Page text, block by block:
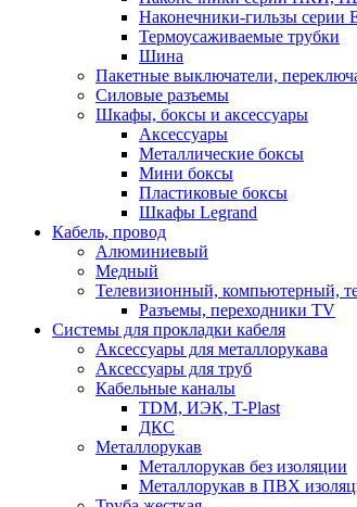
Наконечники-гильзы серии
Термоусаживаемые трубки
Шина
Пакетные выключатели,
Силовые разъемы
Шкафы, боксы и аксессуары
Аксессуары
Металлические боксы
Мини боксы
Пластиковые боксы
Шкафы Legrand
Кабель, провод
Алюминиевый
Медный
Телевизионный, компьютерный,
Разъемы, переходники TV
Системы для прокладки кабеля
Аксессуары для металлорукава
Аксессуары для труб
Кабельные каналы
TDM, ИЭК, T-Plast
ДКС
Металлорукав
Металлорукав без изоляции
Металлорукав в ПВХ